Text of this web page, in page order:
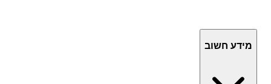
מידע חשוב